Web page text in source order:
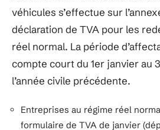
véhicules s’effectue sur
déclaration de TVA pour les
réel normal. La période
compte court du 1er janvier au
l’année civile précédente.
Entreprises au régime réel
formulaire de TVA de janvier